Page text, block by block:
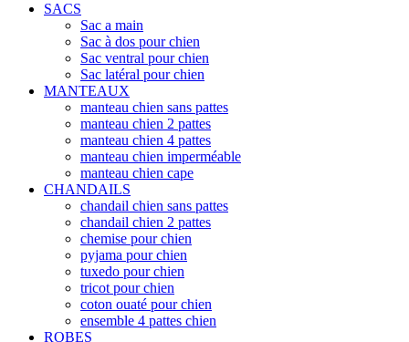
SACS
Sac a main
Sac à dos pour chien
Sac ventral pour chien
Sac latéral pour chien
MANTEAUX
manteau chien sans pattes
manteau chien 2 pattes
manteau chien 4 pattes
manteau chien imperméable
manteau chien cape
CHANDAILS
chandail chien sans pattes
chandail chien 2 pattes
chemise pour chien
pyjama pour chien
tuxedo pour chien
tricot pour chien
coton ouaté pour chien
ensemble 4 pattes chien
ROBES